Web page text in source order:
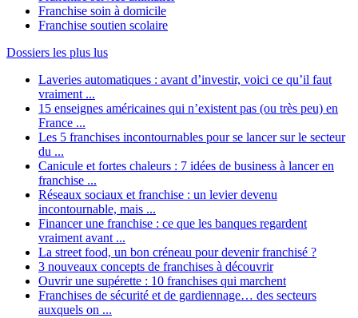
Franchise soin à domicile
Franchise soutien scolaire
Dossiers les plus lus
Laveries automatiques : avant d’investir, voici ce qu’il faut
vraiment ...
15 enseignes américaines qui n’existent pas (ou très peu) en
France ...
Les 5 franchises incontournables pour se lancer sur le secteur
du ...
Canicule et fortes chaleurs : 7 idées de business à lancer en
franchise ...
Réseaux sociaux et franchise : un levier devenu
incontournable, mais ...
Financer une franchise : ce que les banques regardent
vraiment avant ...
La street food, un bon créneau pour devenir franchisé ?
3 nouveaux concepts de franchises à découvrir
Ouvrir une supérette : 10 franchises qui marchent
Franchises de sécurité et de gardiennage… des secteurs
auxquels on ...